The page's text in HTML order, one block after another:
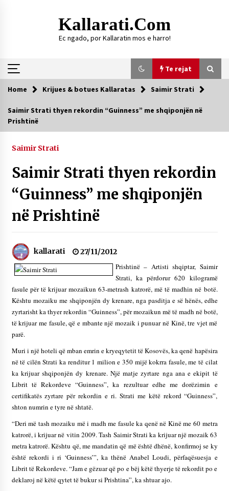
Kallarati.com
Ec ngado, por Kallaratin mos e harro!
Te rejat
Te rejat
16/07/2026
Gazeta Kallarati nr. 118
07/07/2026
SI U ARRIT TË REALIZOHEJ PERLA FOLKLORIKE
06/06/2026
ZHVILLUA EDICIONI I TRETË I PIKNIKU
PRANVEROR
26/05/2026
Gazeta Kallarati nr. 117
03/05/2026
Gazeta Kallarati nr. 116
Mbi kockat e martirëve ngrihet Atdheu
17/10/2025
Gazeta Kallarati nr. 115
14/10/2025
Vexhi Buharaja për Heroin e Popullit, Mumin
Selami.
04/10/2025
KALLARATI NË AKSIONET KOMBËTARE PËR
RINDËRTIMIN E VENDIT – NGA ÇIZE XHAFERAJ
22/09/2025
Home Krijues & botues Kallaratas Saimir Strati
Saimir Strati thyen rekordin “Guinness” me shqiponjën në
Prishtinë
Saimir Strati
Saimir Strati thyen rekordin
“Guinness” me shqiponjën
në Prishtinë
kallarati
27/11/2012
Prishtinë – Artisti shqiptar, Saimir
Strati, ka përdorur 620 kilogramë
fasule për të krijuar mozaikun 63-metrash katrorë, më të madhin në botë.
Kështu mozaiku me shqiponjën dy krenare, nga pasditja e së hënës, edhe
zyrtarisht ka thyer rekordin “Guinness”, për mozaikun më të madh në botë,
të krijuar me fasule, që e mbante një mozaik i punuar në Kinë, tre vjet më
parë.
Muri i një hoteli që mban emrin e kryeqytetit të Kosovës, ka qenë hapësira
në të cilën Strati ka renditur 1 milion e 350 mijë kokrra fasule, me të cilat
ka krijuar shqiponjën dy krenare. Një matje zyrtare nga ana e ekipit të
Librit të Rekordeve “Guinness”, ka rezultuar edhe me dorëzimin e
certifikatës zyrtare për rekordin e ri. Strati me këtë rekord “Guinness”,
shton numrin e tyre në shtatë.
“Deri më tash mozaiku më i madh me fasule ka qenë në Kinë me 60 metra
katrorë, i krijuar në vitin 2009. Tash Saimir Strati ka krijuar një mozaik 63
metra katrorë. Kështu që, me mandatin që më është dhënë, konfirmoj se ky
është rekordi i ri ‘Guinness’”, ka thënë Anabel Loudi, përfaqësuesja e
Librit të Rekordeve. “Jam e gëzuar që po e bëj këtë thyerje të rekordit po e
deklaroj në këtë qytet të bukur si Prishtina”, ka shtuar ajo.